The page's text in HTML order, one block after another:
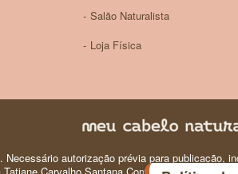
Salão Naturalista
Loja Física
autorização prévia para